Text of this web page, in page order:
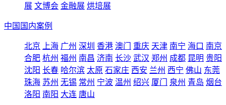
展 文博会 金融展 烘培展
中国国内案例
北京 上海 广州 深圳 香港 澳门 重庆 天津 南宁 海口 南京
合肥 杭州 福州 南昌 济南 长沙 武汉 郑州 成都 昆明 贵阳
沈阳 长春 哈尔滨 太原 石家庄 西安 兰州 西宁 佛山 东莞
珠海 苏州 无锡 常州 宁波 温州 绍兴 厦门 泉州 青岛 烟台
洛阳 南阳 大连 唐山